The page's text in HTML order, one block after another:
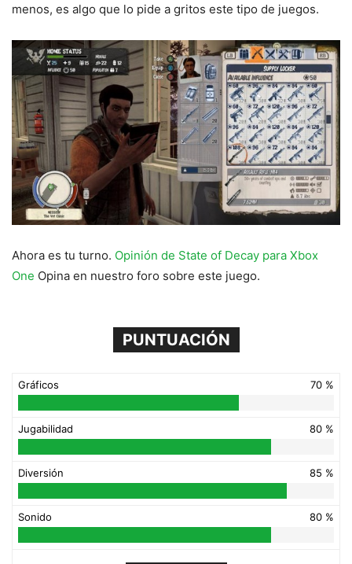
menos, es algo que lo pide a gritos este tipo de juegos.
Ahora es tu turno. Opinión de State of Decay para Xbox
One Opina en nuestro foro sobre este juego.
PUNTUACIÓN
Gráficos 70 %
Jugabilidad 80 %
Diversión 85 %
Sonido 80 %